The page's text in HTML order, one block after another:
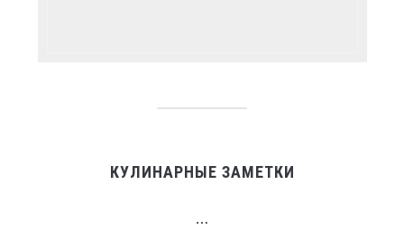
КУЛИНАРНЫЕ ЗАМЕТКИ
…